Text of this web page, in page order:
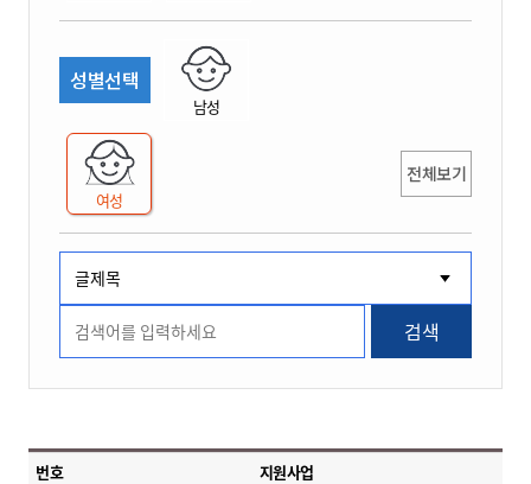
성별선택
남성
여성
전체보기
검색
번호 지원사업